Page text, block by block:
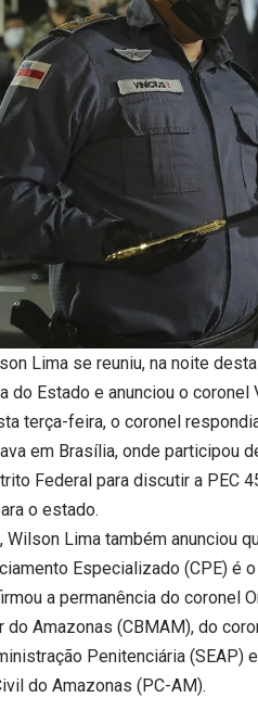
Lima se reuniu, na noite
do Estado e anunciou o
terça-feira, o coronel
em Brasília, onde participou
Federal para discutir a PEC
o estado.
Wilson Lima também anunciou
Especializado (CPE) é
a permanência do coronel
Amazonas (CBMAM), do
Penitenciária (SEAP)
do Amazonas (PC-AM).